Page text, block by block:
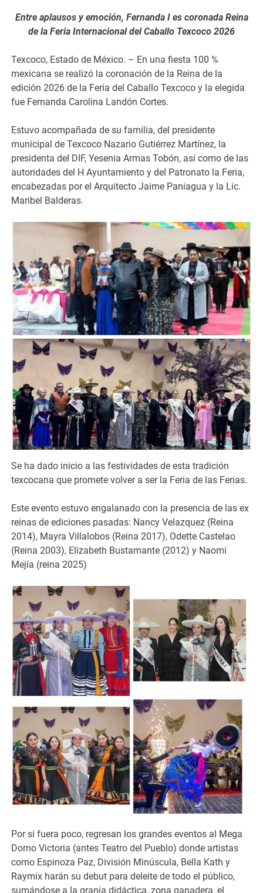
Entre aplausos y emoción, Fernanda I es coronada Reina
de la Feria Internacional del Caballo Texcoco 2026
Texcoco, Estado de México. – En una fiesta 100 %
mexicana se realizó la coronación de la Reina de la
edición 2026 de la Feria del Caballo Texcoco y la elegida
fue Fernanda Carolina Landón Cortes.
Estuvo acompañada de su familia, del presidente
municipal de Texcoco Nazario Gutiérrez Martínez, la
presidenta del DIF, Yesenia Armas Tobón, así como de las
autoridades del H Ayuntamiento y del Patronato la Feria,
encabezadas por el Arquitecto Jaime Paniagua y la Lic.
Maribel Balderas.
Se ha dado inicio a las festividades de esta tradición
texcocana que promete volver a ser la Feria de las Ferias.
Este evento estuvo engalanado con la presencia de las ex
reinas de ediciones pasadas: Nancy Velazquez (Reina
2014), Mayra Villalobos (Reina 2017), Odette Castelao
(Reina 2003), Elizabeth Bustamante (2012) y Naomi
Mejía (reina 2025)
Por si fuera poco, regresan los grandes eventos al Mega
Domo Victoria (antes Teatro del Pueblo) donde artistas
como Espinoza Paz, División Minúscula, Bella Kath y
Raymix harán su debut para deleite de todo el público,
sumándose a la granja didáctica, zona ganadera, el